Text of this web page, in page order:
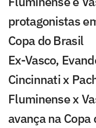
protagonistas
Copa do Brasil
Ex-Vasco,
Cincinnati x
Fluminense x
avança na Copa